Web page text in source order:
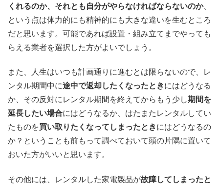
くれるのか、それとも自分がやらなければならないのか、
という点は体力的にも精神的にも大きな違いを生むところ
だと思います。可能であれば設置・組み立てまでやっても
らえる業者を選択した方がよいでしょう。
また、人生はいつも計画通りに進むとは限らないので、レ
ンタル期間中に途中で返却したくなったときにはどうなる
か、その反対にレンタル期間を終えてからもう少し期間を
延長したい場合にはどうなるか、はたまたレンタルしてい
たものを買い取りたくなってしまったときにはどうなるの
か？ということも前もって調べておいて頭の片隅に置いて
おいた方がいいと思います。
その他には、レンタルした家電製品が故障してしまったと